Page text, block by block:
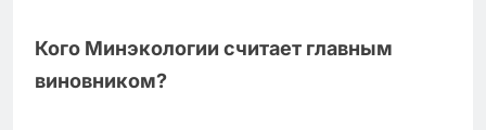
Кого Минэкологии считает главным
виновником?